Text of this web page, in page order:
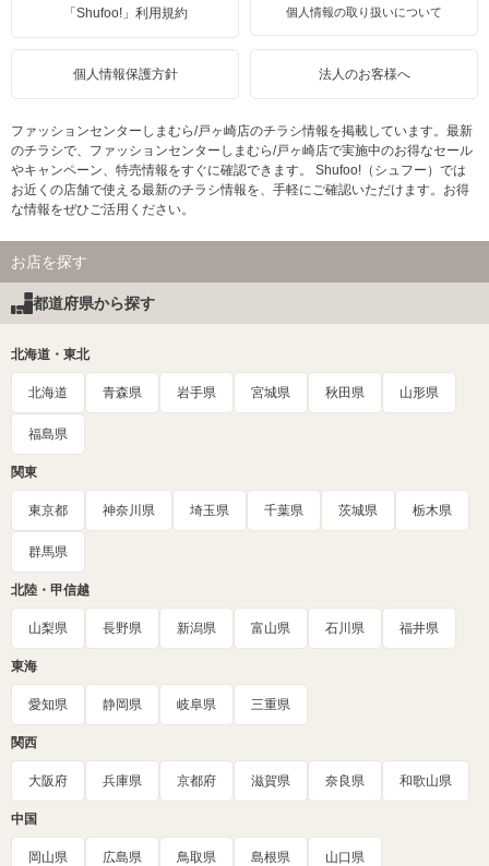
「Shufoo!」利用規約 個人情報の取り扱いについて
個人情報保護方針 法人のお客様へ
ファッションセンターしまむら/戸ヶ崎店のチラシ情報を掲載しています。最新
のチラシで、ファッションセンターしまむら/戸ヶ崎店で実施中のお得なセール
やキャンペーン、特売情報をすぐに確認できます。 Shufoo!（シュフー）では
お近くの店舗で使える最新のチラシ情報を、手軽にご確認いただけます。お得
な情報をぜひご活用ください。
お店を探す
都道府県から探す
北海道・東北
北海道 青森県 岩手県 宮城県 秋田県 山形県
福島県
関東
東京都 神奈川県 埼玉県 千葉県 茨城県 栃木県
群馬県
北陸・甲信越
山梨県 長野県 新潟県 富山県 石川県 福井県
東海
愛知県 静岡県 岐阜県 三重県
関西
大阪府 兵庫県 京都府 滋賀県 奈良県 和歌山県
中国
岡山県 広島県 鳥取県 島根県 山口県